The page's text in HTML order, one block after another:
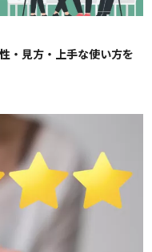
・見方・上手な使い方を